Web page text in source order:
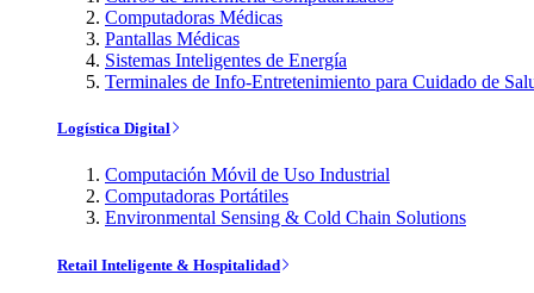
Computadoras Médicas
Pantallas Médicas
Sistemas Inteligentes de Energía
Terminales de Info-Entretenimiento para Cuidado de
Logística Digital
Computación Móvil de Uso Industrial
Computadoras Portátiles
Environmental Sensing & Cold Chain Solutions
Retail Inteligente & Hospitalidad